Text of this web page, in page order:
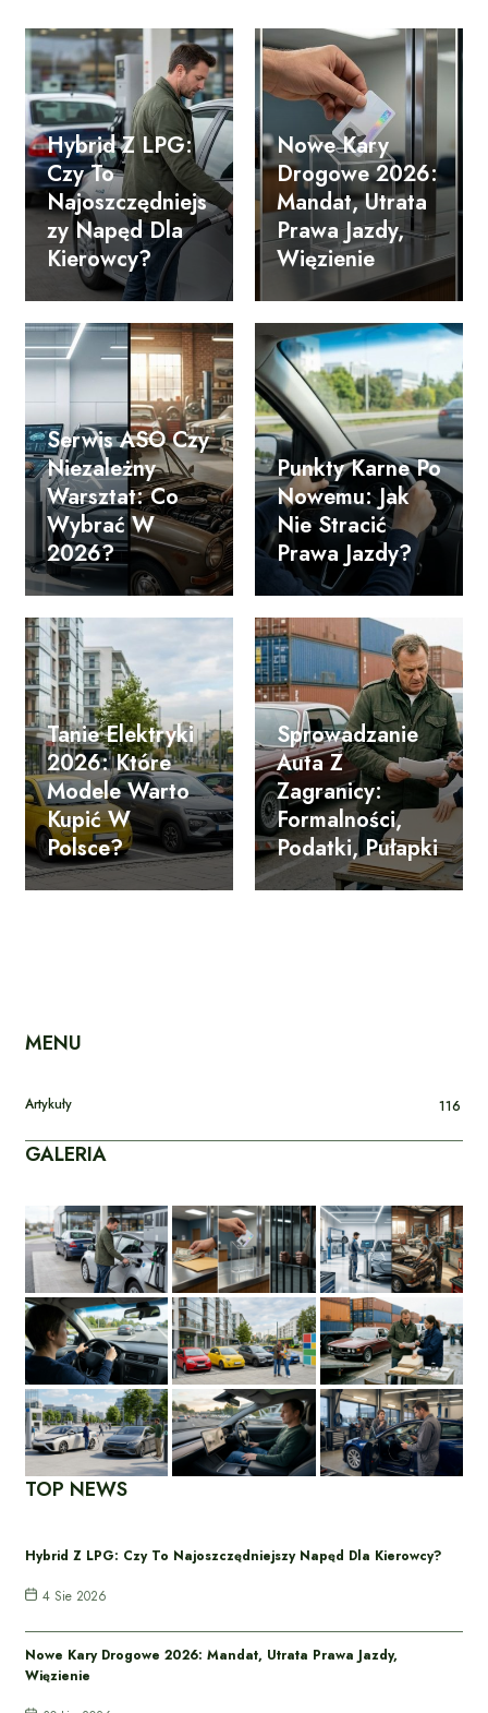
Hybrid Z LPG:
Czy To
Najoszczędniejs
Zy Napęd Dla
Kierowcy?
Nowe Kary
Drogowe 2026:
Mandat, Utrata
Prawa Jazdy,
Więzienie
Serwis ASO Czy
Niezależny
Warsztat: Co
Wybrać W
2026?
Punkty Karne Po
Nowemu: Jak
Nie Stracić
Prawa Jazdy?
Tanie Elektryki
2026: Które
Modele Warto
Kupić W
Polsce?
Sprowadzanie
Auta Z
Zagranicy:
Formalności,
Podatki, Pułapki
MENU
Artykuły 116
GALERIA
TOP NEWS
Hybrid Z LPG: Czy To Najoszczędniejszy Napęd Dla Kierowcy?
4 Sie 2026
Nowe Kary Drogowe 2026: Mandat, Utrata Prawa Jazdy,
Więzienie